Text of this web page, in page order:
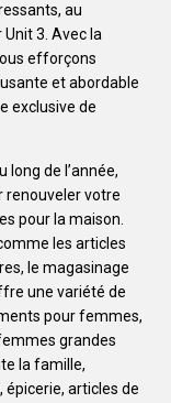
au
3. Avec la
efforçons
et abordable
exclusive de
long de l’année,
renouveler votre
pour la maison.
les articles
le magasinage
une variété de
pour femmes,
grandes
la famille,
articles de